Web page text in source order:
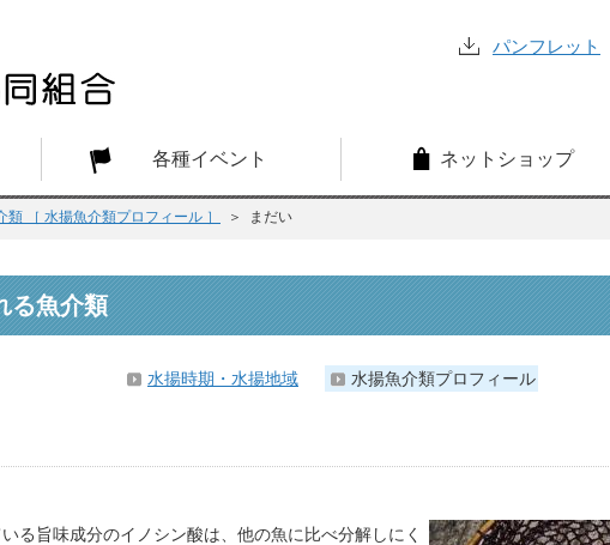
パンフレット
各種イベント ネットショップ
［ 水揚魚介類プロフィール ］ ＞ まだい
る魚介類
水揚時期・水揚地域 水揚魚介類プロフィール
る旨味成分のイノシン酸は、他の魚に比べ分解しにく